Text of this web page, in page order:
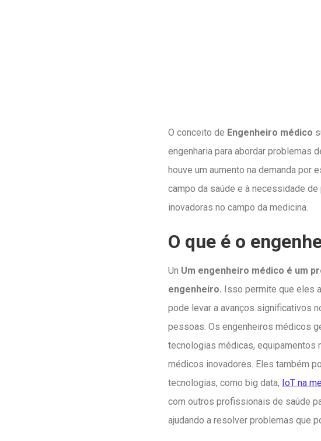
O conceito de Engenheiro médico
engenharia para abordar problemas
houve um aumento na demanda
campo da saúde e à necessidade
inovadoras no campo da medicina.
O que é o
Un Um engenheiro médico é um
engenheiro. Isso permite que eles
pode levar a avanços significativos
pessoas. Os engenheiros médicos
tecnologias médicas,
médicos inovadores. Eles também
tecnologias, como big data, IoT na
com outros profissionais de saúde
ajudando a resolver problemas que